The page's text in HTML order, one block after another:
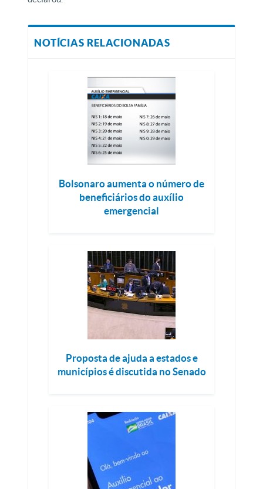
NOTÍCIAS RELACIONADAS
Bolsonaro aumenta o número de
beneficiários do auxílio
emergencial
Proposta de ajuda a estados e
municípios é discutida no Senado